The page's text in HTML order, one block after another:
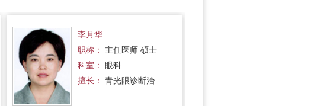
李月华
职称：
主任医师 硕士
科室：
眼科
擅长：青光眼诊断治…